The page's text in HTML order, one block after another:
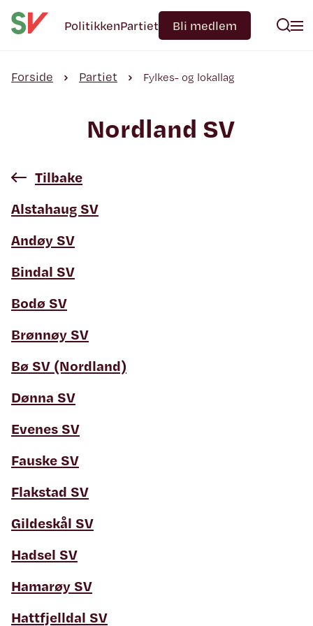
PolitikkenPartiet Bli medlem
Forside Partiet Fylkes- og lokallag
Nordland SV
Tilbake
Alstahaug SV
Andøy SV
Bindal SV
Bodø SV
Brønnøy SV
Bø SV (Nordland)
Dønna SV
Evenes SV
Fauske SV
Flakstad SV
Gildeskål SV
Hadsel SV
Hamarøy SV
Hattfjelldal SV